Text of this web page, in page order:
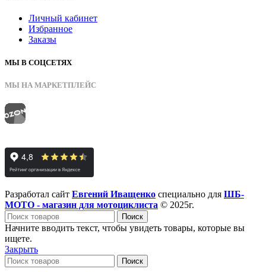
Личный кабинет
Избранное
Заказы
МЫ В СОЦСЕТЯХ
МЫ НА МАРКЕТПЛЕЙС
Разработал сайт Евгений Иващенко специально для ШБ-
МОТО - магазин для мотоциклиста © 2025г.
Поиск
Начните вводить текст, чтобы увидеть товары, которые вы
ищете.
Закрыть
Поиск